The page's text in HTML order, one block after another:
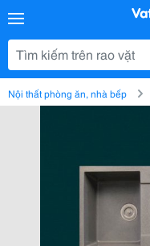
Nội thất phòng ăn, nhà bếp